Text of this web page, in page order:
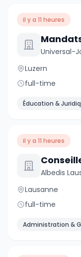
il y a 11 heures
Universal-
Luzern
full-time
Éducation &
il y a 11 heures
Albedis
Lausanne
full-time
Administration &